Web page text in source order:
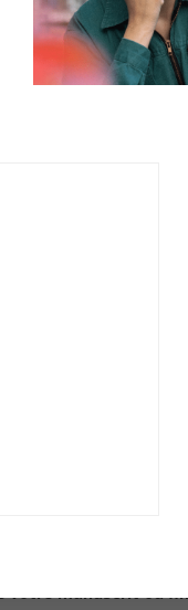
et que je vous prévienne
votre manuscrit ou